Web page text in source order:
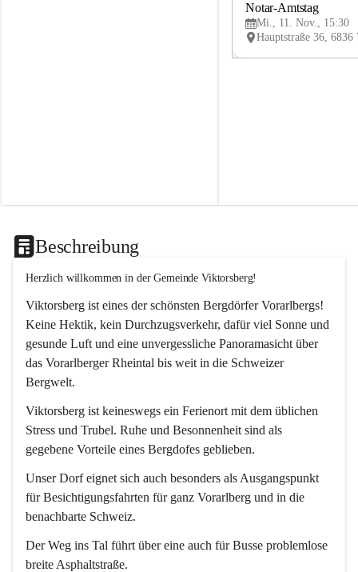
Notar-Amtstag
Mi., 11. Nov., 15:30
Beschreibung
Herzlich willkommen in der Gemeinde Viktorsberg!
Viktorsberg ist eines der schönsten Bergdörfer Vorarlbergs!
Keine Hektik, kein Durchzugsverkehr, dafür viel Sonne und
gesunde Luft und eine unvergessliche Panoramasicht über
das Vorarlberger Rheintal bis weit in die Schweizer
Bergwelt.
Viktorsberg ist keineswegs ein Ferienort mit dem üblichen
Stress und Trubel. Ruhe und Besonnenheit sind als
gegebene Vorteile eines Bergdofes geblieben.
Unser Dorf eignet sich auch besonders als Ausgangspunkt
für Besichtigungsfahrten für ganz Vorarlberg und in die
benachbarte Schweiz.
Der Weg ins Tal führt über eine auch für Busse problemlose
breite Asphaltstraße.